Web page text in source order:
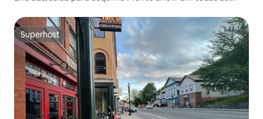
Superhost
Superhost